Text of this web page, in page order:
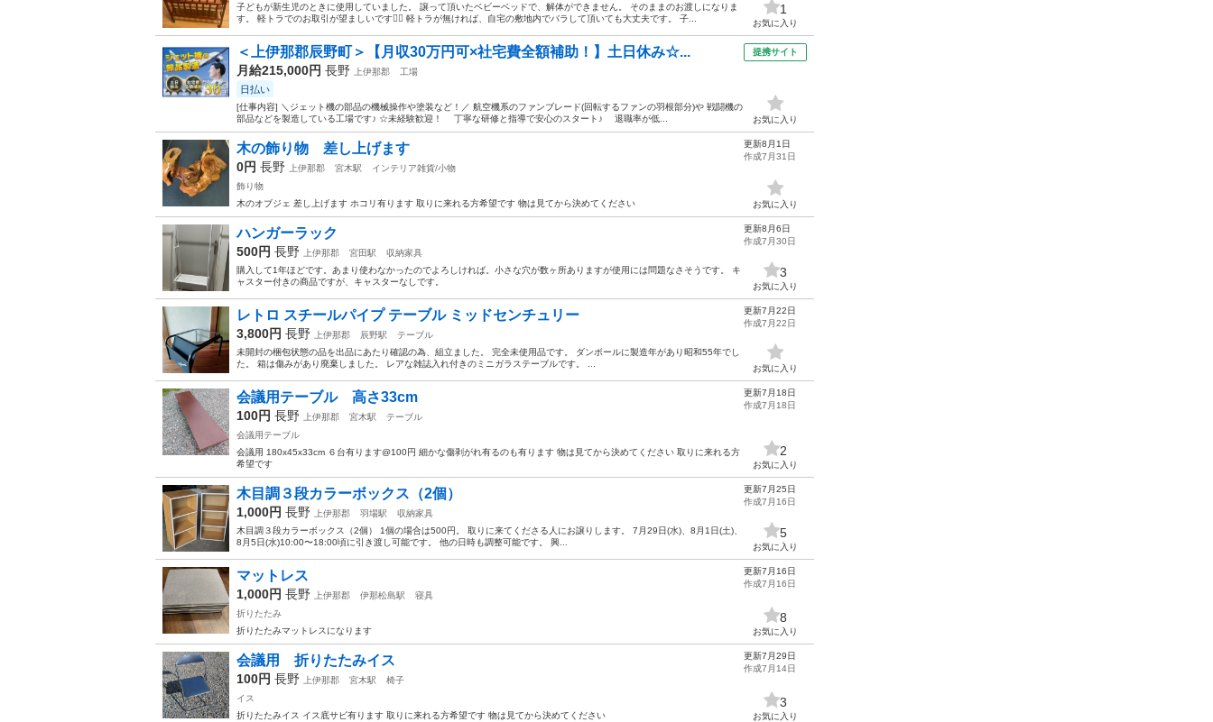
子どもが新生児のときに使用していました。 譲って頂いたベビーベッドで、解体ができません。 そのままのお渡しになりま
す。 軽トラでのお取引が望ましいです🙇‍♀️ 軽トラが無ければ、自宅の敷地内でバラして頂いても大丈夫です。 子...
1
お気に入り
＜上伊那郡辰野町＞【月収30万円可×社宅費全額補助！】土日休み☆...
月給215,000円 長野 上伊那郡 工場
日払い
[仕事内容] ＼ジェット機の部品の機械操作や塗装など！／ 航空機系のファンブレード(回転するファンの羽根部分)や 戦闘機の
部品などを製造している工場です♪ ☆未経験歓迎！ 丁寧な研修と指導で安心のスタート♪ 退職率が低...
提携サイト
お気に入り
木の飾り物 差し上げます
0円 長野 上伊那郡 宮木駅
インテリア雑貨/小物
飾り物
木のオブジェ 差し上げます ホコリ有ります 取りに来れる方希望です 物は見てから決めてください
更新8月1日
作成7月31日
お気に入り
ハンガーラック
500円 長野 上伊那郡 宮田駅
収納家具
購入して1年ほどです。あまり使わなかったのでよろしければ。小さな穴が数ヶ所ありますが使用には問題なさそうです。 キ
ャスター付きの商品ですが、キャスターなしです。
更新8月6日
作成7月30日
3
お気に入り
レトロ スチールパイプ テーブル ミッドセンチュリー
3,800円 長野 上伊那郡 辰野駅
テーブル
未開封の梱包状態の品を出品にあたり確認の為、組立ました。 完全未使用品です。 ダンボールに製造年があり昭和55年でし
た。 箱は傷みがあり廃棄しました。 レアな雑誌入れ付きのミニガラステーブルです。 ...
更新7月22日
作成7月22日
お気に入り
会議用テーブル 高さ33cm
100円 長野 上伊那郡 宮木駅
テーブル
会議用テーブル
会議用 180x45x33cm ６台有ります@100円 細かな傷剥がれ有るのも有ります 物は見てから決めてください 取りに来れる方
希望です
更新7月18日
作成7月18日
2
お気に入り
木目調３段カラーボックス（2個）
1,000円 長野 上伊那郡 羽場駅
収納家具
木目調３段カラーボックス（2個） 1個の場合は500円。 取りに来てくださる人にお譲りします。 7月29日(水)、8月1日(土)、
8月5日(水)10:00〜18:00頃に引き渡し可能です。 他の日時も調整可能です。 興...
更新7月25日
作成7月16日
5
お気に入り
マットレス
1,000円 長野 上伊那郡 伊那松島駅
寝具
折りたたみ
折りたたみマットレスになります
更新7月16日
作成7月16日
8
お気に入り
会議用 折りたたみイス
100円 長野 上伊那郡 宮木駅
椅子
イス
折りたたみイス イス底サビ有ります 取りに来れる方希望です 物は見てから決めてください
更新7月29日
作成7月14日
3
お気に入り